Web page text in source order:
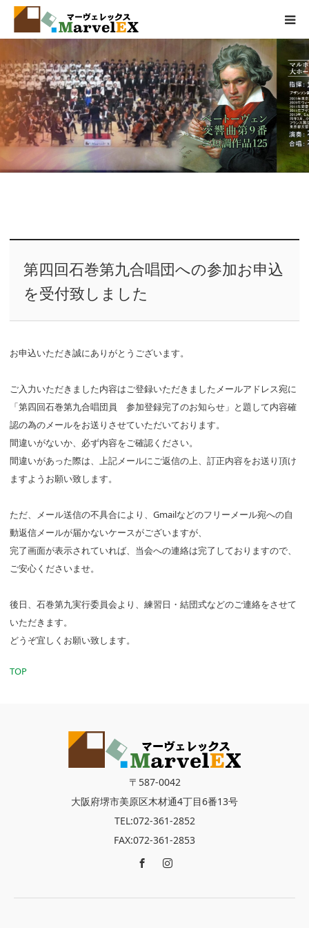
第四回石巻第九合唱団への参加お申込
を受付致しました
お申込いただき誠にありがとうございます。
ご入力いただきました内容はご登録いただきましたメールアドレス宛に
「第四回石巻第九合唱団員 参加登録完了のお知らせ」と題して内容確
認の為のメールをお送りさせていただいております。
間違いがないか、必ず内容をご確認ください。
間違いがあった際は、上記メールにご返信の上、訂正内容をお送り頂け
ますようお願い致します。
ただ、メール送信の不具合により、Gmailなどのフリーメール宛への自
動返信メールが届かないケースがございますが、
完了画面が表示されていれば、当会への連絡は完了しておりますので、
ご安心くださいませ。
後日、石巻第九実行委員会より、練習日・結団式などのご連絡をさせて
いただきます。
どうぞ宜しくお願い致します。
TOP
〒587-0042
大阪府堺市美原区木材通4丁目6番13号
TEL:072-361-2852
FAX:072-361-2853
製品情報
エクステリアとは
弊社の取組
品質基準